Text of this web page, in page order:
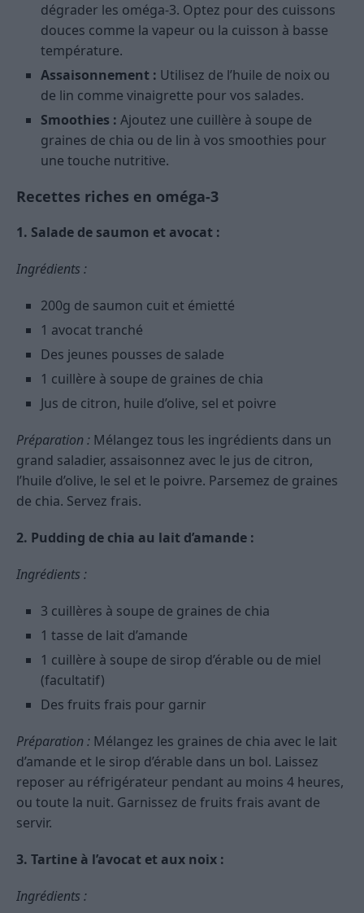
dégrader les oméga-3. Optez pour des cuissons
douces comme la vapeur ou la cuisson à basse
température.
Assaisonnement : Utilisez de l’huile de noix ou
de lin comme vinaigrette pour vos salades.
Smoothies : Ajoutez une cuillère à soupe de
graines de chia ou de lin à vos smoothies pour
une touche nutritive.
Recettes riches en oméga-3
1. Salade de saumon et avocat :
Ingrédients :
200g de saumon cuit et émietté
1 avocat tranché
Des jeunes pousses de salade
1 cuillère à soupe de graines de chia
Jus de citron, huile d’olive, sel et poivre
Préparation : Mélangez tous les ingrédients dans un
grand saladier, assaisonnez avec le jus de citron,
l’huile d’olive, le sel et le poivre. Parsemez de graines
de chia. Servez frais.
2. Pudding de chia au lait d’amande :
Ingrédients :
3 cuillères à soupe de graines de chia
1 tasse de lait d’amande
1 cuillère à soupe de sirop d’érable ou de miel
(facultatif)
Des fruits frais pour garnir
Préparation : Mélangez les graines de chia avec le lait
d’amande et le sirop d’érable dans un bol. Laissez
reposer au réfrigérateur pendant au moins 4 heures,
ou toute la nuit. Garnissez de fruits frais avant de
servir.
3. Tartine à l’avocat et aux noix :
Ingrédients :